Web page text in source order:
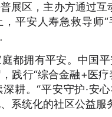
展区，主办方通过
，平安人寿急救导师
都拥有平安。中国
践行“综合金融+医
耕。“平安守护·安
系统化的社区公益服